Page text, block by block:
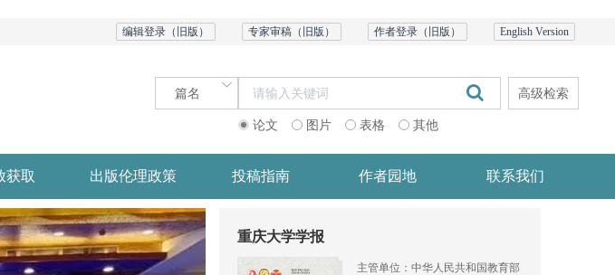
English Version
作者登录（旧版）
专家审稿（旧版）
编辑登录（旧版）
论文 图片 表格 其他
高级检索
获取 出版伦理政策 投稿指南 作者园地 联系我们
重庆大学学报
主管单位：中华人民共和国教育部